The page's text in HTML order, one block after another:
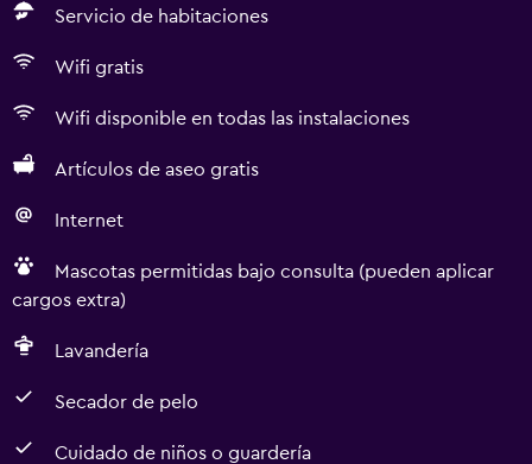
Servicio de habitaciones
Wifi gratis
Wifi disponible en todas las instalaciones
Artículos de aseo gratis
Internet
Mascotas permitidas bajo consulta (pueden aplicar
cargos extra)
Lavandería
Secador de pelo
Cuidado de niños o guardería